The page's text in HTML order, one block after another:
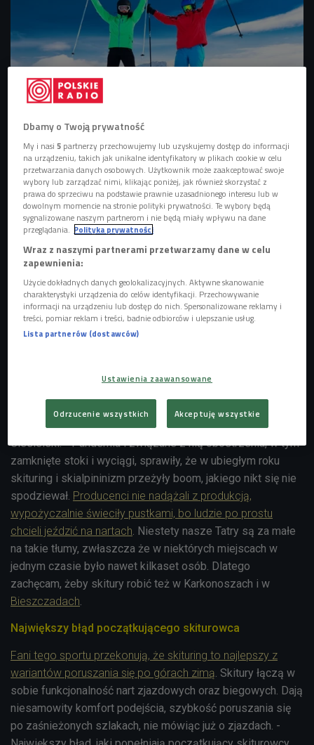
Na nartach można zdobyć też wysokie szczyty
W 20021 roku skituring był najchętniej uprawianym
sportem zimowym
Przy wycieczkach skiturowych bardzo przydaje się
orientacja w terenie oraz lawinoznawstwo
Skiturowcy najchętniej odwiedzają Tatry, ale ten
sport można z powodzeniem uprawiać w innych
miejscach w Polsce
Skiturowy boom. "Tatry były za małe"
Skituring to jedna z odmian narciarstwa pozatrasowego i
zimowej. - Na przełomie zimy i wiosny w 2021 roku na
narciarzy, który jeżdżą w otwartym sezonie - mówi
wspinacz górski i ochotniczy ratownik TOPR Maciej
Ciesielski. - Pandemia i związane z nią obostrzenia, w tym
zamknięte stoki i wyciągi, sprawiły, że w ubiegłym roku
skituring i skialpininizm przeżyły boom, jakiego nikt się nie
spodziewał. Producenci nie nadążali z produkcją,
wypożyczalnie świeciły pustkami, bo ludzie po prostu
chcieli jeździć na nartach. Niestety nasze Tatry są za małe
na takie tłumy, zwłaszcza że w niektórych miejscach w
jednym czasie było nawet kilkaset osób. Dlatego
zachęcam, żeby skitury robić też w Karkonoszach i w
Bieszczadach.
Największy błąd początkującego skiturowca
Fani tego sportu przekonują, że skituring to najlepszy z
wariantów poruszania się po górach zimą. Skitury łączą w
sobie funkcjonalność nart zjazdowych oraz biegowych. Dają
niesamowity komfort podejścia, szybkość poruszania się
po zaśnieżonych szlakach, nie mówiąc już o zjazdach. -
Dbamy o Twoją prywatność
My i nasi5 partnerzy przechowujemy lub uzyskujemy dostęp do informacji
na urządzeniu, takich jak unikalne identyfikatory w plikach cookie w celu
przetwarzania danych osobowych. Użytkownik może zaakceptować swoje
wybory lub zarządzać nimi, klikając poniżej, jak również skorzystać z
prawa do sprzeciwu na podstawie prawnie uzasadnionego interesu lub w
dowolnym momencie na stronie polityki prywatności. Te wybory będą
sygnalizowane naszym partnerom i nie będą miały wpływu na dane
przeglądania. Polityka prywatności
Wraz z naszymi partnerami przetwarzamy dane w celu
zapewnienia:
Użycie dokładnych danych geolokalizacyjnych. Aktywne skanowanie
charakterystyki urządzenia do celów identyfikacji. Przechowywanie
informacji na urządzeniu lub dostęp do nich. Spersonalizowane reklamy i
treści, pomiar reklam i treści, badnie odbiorców i ulepszanie usług.
Lista partnerów (dostawców)
Ustawienia zaawansowane
Odrzucenie wszystkich Akceptuję wszystkie